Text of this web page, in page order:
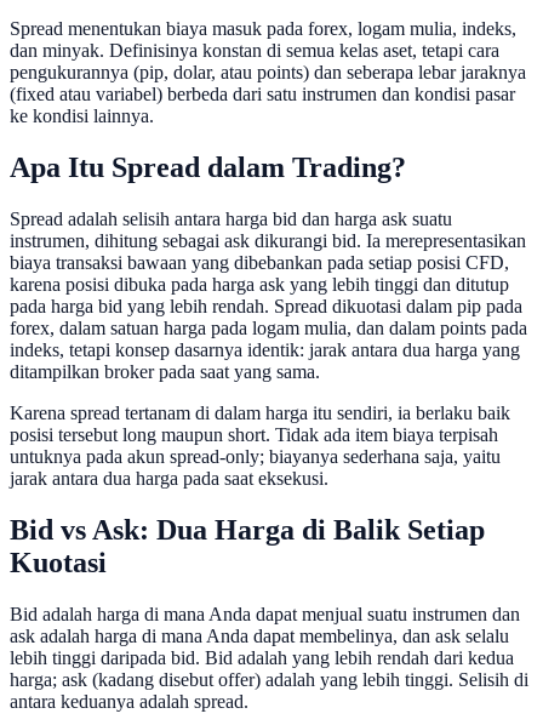
Spread menentukan biaya masuk pada forex, logam mulia, indeks,
dan minyak. Definisinya konstan di semua kelas aset, tetapi cara
pengukurannya (pip, dolar, atau points) dan seberapa lebar jaraknya
(fixed atau variabel) berbeda dari satu instrumen dan kondisi pasar
ke kondisi lainnya.
Apa Itu Spread dalam Trading?
Spread adalah selisih antara harga bid dan harga ask suatu
instrumen, dihitung sebagai ask dikurangi bid. Ia merepresentasikan
biaya transaksi bawaan yang dibebankan pada setiap posisi CFD,
karena posisi dibuka pada harga ask yang lebih tinggi dan ditutup
pada harga bid yang lebih rendah. Spread dikuotasi dalam pip pada
forex, dalam satuan harga pada logam mulia, dan dalam points pada
indeks, tetapi konsep dasarnya identik: jarak antara dua harga yang
ditampilkan broker pada saat yang sama.
Karena spread tertanam di dalam harga itu sendiri, ia berlaku baik
posisi tersebut long maupun short. Tidak ada item biaya terpisah
untuknya pada akun spread-only; biayanya sederhana saja, yaitu
jarak antara dua harga pada saat eksekusi.
Bid vs Ask: Dua Harga di Balik Setiap
Kuotasi
Bid adalah harga di mana Anda dapat menjual suatu instrumen dan
ask adalah harga di mana Anda dapat membelinya, dan ask selalu
lebih tinggi daripada bid. Bid adalah yang lebih rendah dari kedua
harga; ask (kadang disebut offer) adalah yang lebih tinggi. Selisih di
antara keduanya adalah spread.